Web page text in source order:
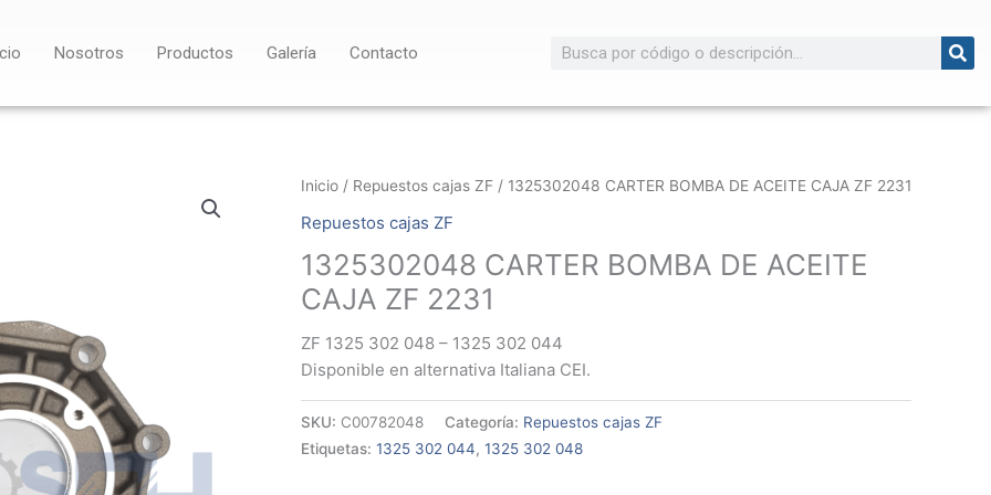
Nosotros Productos Galería Contacto Buscar
Inicio / Repuestos cajas ZF / 1325302048 CARTER BOMBA DE ACEITE CAJA ZF 2231
Repuestos cajas ZF
1325302048 CARTER BOMBA DE ACEITE
CAJA ZF 2231
ZF 1325 302 048 – 1325 302 044
Disponible en alternativa Italiana CEI.
SKU: C00782048 Categoría: Repuestos cajas ZF
Etiquetas: 1325 302 044, 1325 302 048